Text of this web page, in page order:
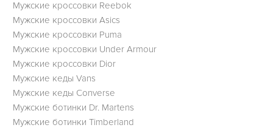
Мужские кроссовки Reebok
Мужские кроссовки Asics
Мужские кроссовки Puma
Мужские кроссовки Under Armour
Мужские кроссовки Dior
Мужские кеды Vans
Мужские кеды Converse
Мужские ботинки Dr. Martens
Мужские ботинки Timberland